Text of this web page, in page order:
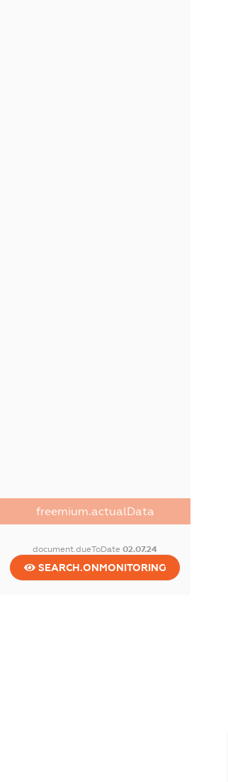
freemium.actualData
document.dueToDate02.07.24
SEARCH.ONMONITORING